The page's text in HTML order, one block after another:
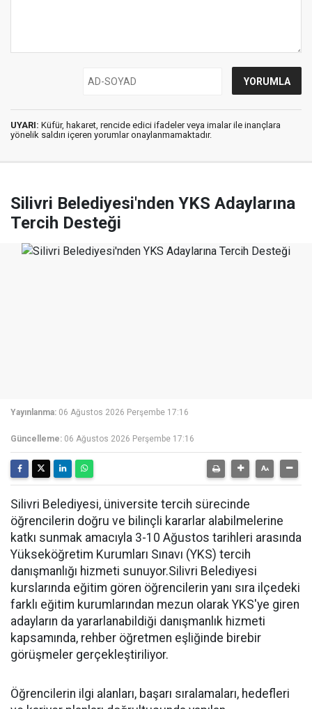
UYARI: Küfür, hakaret, rencide edici ifadeler veya imalar ile inançlara
yönelik saldırı içeren yorumlar onaylanmamaktadır.
Silivri Belediyesi'nden YKS Adaylarına
Tercih Desteği
Yayınlanma: 06 Ağustos 2026 Perşembe 17:16
Güncelleme: 06 Ağustos 2026 Perşembe 17:16
Silivri Belediyesi, üniversite tercih sürecinde
öğrencilerin doğru ve bilinçli kararlar alabilmelerine
katkı sunmak amacıyla 3-10 Ağustos tarihleri arasında
Yükseköğretim Kurumları Sınavı (YKS) tercih
danışmanlığı hizmeti sunuyor.Silivri Belediyesi
kurslarında eğitim gören öğrencilerin yanı sıra ilçedeki
farklı eğitim kurumlarından mezun olarak YKS'ye giren
adayların da yararlanabildiği danışmanlık hizmeti
kapsamında, rehber öğretmen eşliğinde birebir
görüşmeler gerçekleştiriliyor.
Öğrencilerin ilgi alanları, başarı sıralamaları, hedefleri